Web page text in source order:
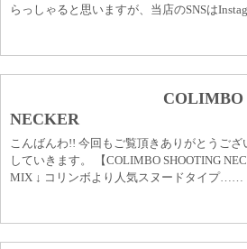
らっしゃると思いますが、当店のSNSは
COLIMBO
NECKER
こんばんわ!! 今回もご覧頂きありがとうござ
していきます。 【COLIMBO SHOOTING
MIX ↓ コリンボより人気スヌードタイプ……